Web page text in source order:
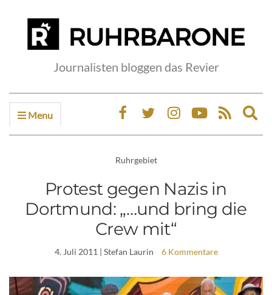
Journalisten bloggen das Revier
Menu
Ruhrgebiet
Protest gegen Nazis in
Dortmund: „…und bring die
Crew mit“
4. Juli 2011 | Stefan Laurin 6 Kommentare